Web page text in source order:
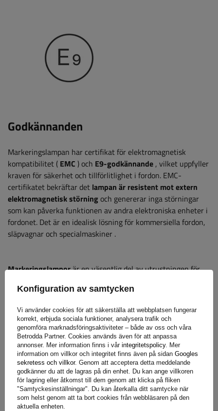
Godkännanden
Markeringslampan har certifikat för elektromagnetisk
kompatibilitet ( EMC ) och E9-godkännande , vilket uppfyller
kraven för säkerhet och tillförlitlighet i fordon. EMC-
certifikatet bekräftar det lampan är resistent mot extern
elektromagnetisk störning och genererar inga störningar
som kan påverka funktionen av andra elektroniska enheter i
fordonet. Det är en idealisk lösning för kommersiella fordon,
släpvagnar och specialmaskiner .
Markeringslamporär en väsentlig del av utrustningen för
och entreprenadmaskiner.Deras huvudsakliga
arbetsplatsen, vilketavsevärt ökar säkerheten för föraren
och andra trafikanter. Markeringslyktor spelar en
avgörande roll vid dåliga siktförhållanden som dimma, natt
eller kraftigt regn, vilket hjälper andra förare och operatörer
att bättre bedöma fordonets bredd och position. När det
gäller maskiner som arbetar på byggarbetsplatser eller i
jordbruksområden hjälper lämpliga ljusmarkeringar till att
undvika farliga situationer och kollisioner. Att välja
Konfiguration av samtycken
Vi använder cookies för att säkerställa att webbplatsen fungerar
korrekt, erbjuda sociala funktioner, analysera trafik och
genomföra marknadsföringsaktiviteter – både av oss och våra
Betrodda Partner. Cookies används även för att anpassa
annonser. Mer information finns i vår integritetspolicy. Mer
information om villkor och integritet finns även på sidan Googles
sekretess och villkor. Genom att acceptera detta meddelande
godkänner du att de lagras på din enhet. Du kan ange villkoren
för lagring eller åtkomst till dem genom att klicka på fliken
"Samtyckesinställningar". Du kan återkalla ditt samtycke när
som helst genom att ta bort cookies från webbläsaren på den
aktuella enheten.